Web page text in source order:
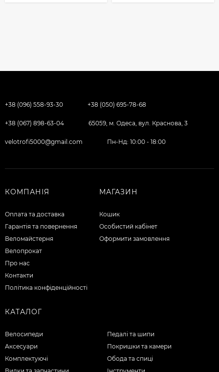
+38 (096) 558-93-30 +38 (050) 695-78-68
+38 (067) 898-63-04 65059, м. Одеса, вул. Краснова, 3
velotrofi5000@gmail.com Пн-Нд: 10:00 - 18:00
КОМПАНІЯ
Оплата та доставка
Гарантія та повернення
Веломайстерня
Велопрокат
Про нас
Контакти
Політика конфіденційності
МАГАЗИН
Кошик
Особистий кабінет
Оформити замовлення
КАТАЛОГ
Велосипеди
Аксесуари
Комплектуючі
Педалі та шипи
Покришки та камери
Обода та спиці